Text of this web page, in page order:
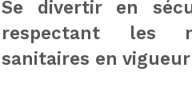
Se divertir en
respectant les
sanitaires en vigueur